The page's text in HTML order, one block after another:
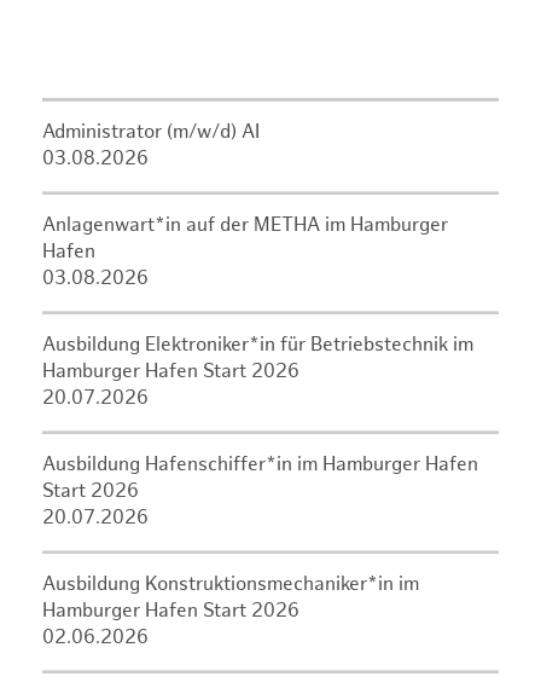
Administrator (m/w/d) AI
03.08.2026
Anlagenwart*in auf der METHA im Hamburger
Hafen
03.08.2026
Ausbildung Elektroniker*in für Betriebstechnik im
Hamburger Hafen Start 2026
20.07.2026
Ausbildung Hafenschiffer*in im Hamburger Hafen
Start 2026
20.07.2026
Ausbildung Konstruktionsmechaniker*in im
Hamburger Hafen Start 2026
02.06.2026